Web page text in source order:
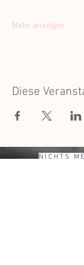
Mehr anzeigen
Diese
NICHTS